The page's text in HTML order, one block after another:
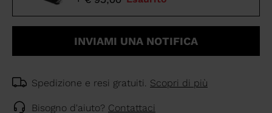
INVIAMI UNA NOTIFICA
Spedizione e resi gratuiti. Scopri di più
Bisogno d'aiuto? Contattaci